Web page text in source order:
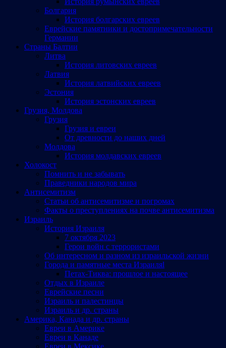
Болгария
История болгарских евреев
Еврейские памятники и достопримечательности
Германии
Страны Балтии
Литва
История литовских евреев
Латвия
История латвийских евреев
Эстония
История эстонских евреев
Грузия, Молдова
Грузия
Грузия и евреи
От древности до наших дней
Молдова
История молдавских евреев
Холокост
Помнить и не забывать
Праведники народов мира
Антисемитизм
Статьи об антисемитизме и погромах
Факты о преступлениях на почве антисемитизма
Израиль
История Израиля
7 октября 2023
Герои войн с террористами
Об интересном и разном из израильской жизни
Города и памятные места Израиляl
Петах-Тиква: прошлое и настоящее
Отдых в Израиле
Еврейские песни
Израиль и палестинцы
Израиль и др. страны
Америка, Канада и др. страны
Евреи в Америке
Евреи в Канаде
Евреи в Мексике